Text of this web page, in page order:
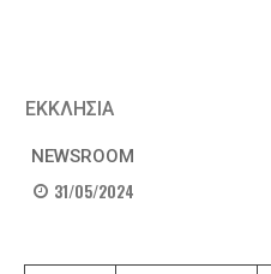
ΕΚΚΛΗΣΙΑ
NEWSROOM
31/05/2024